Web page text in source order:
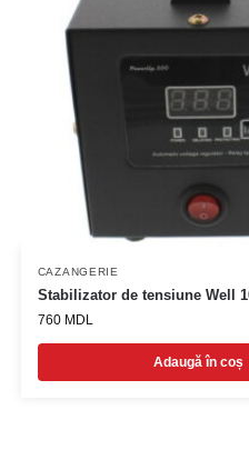
CAZANGERIE
Stabilizator de tensiune Well
760 MDL
Adaugă în coș